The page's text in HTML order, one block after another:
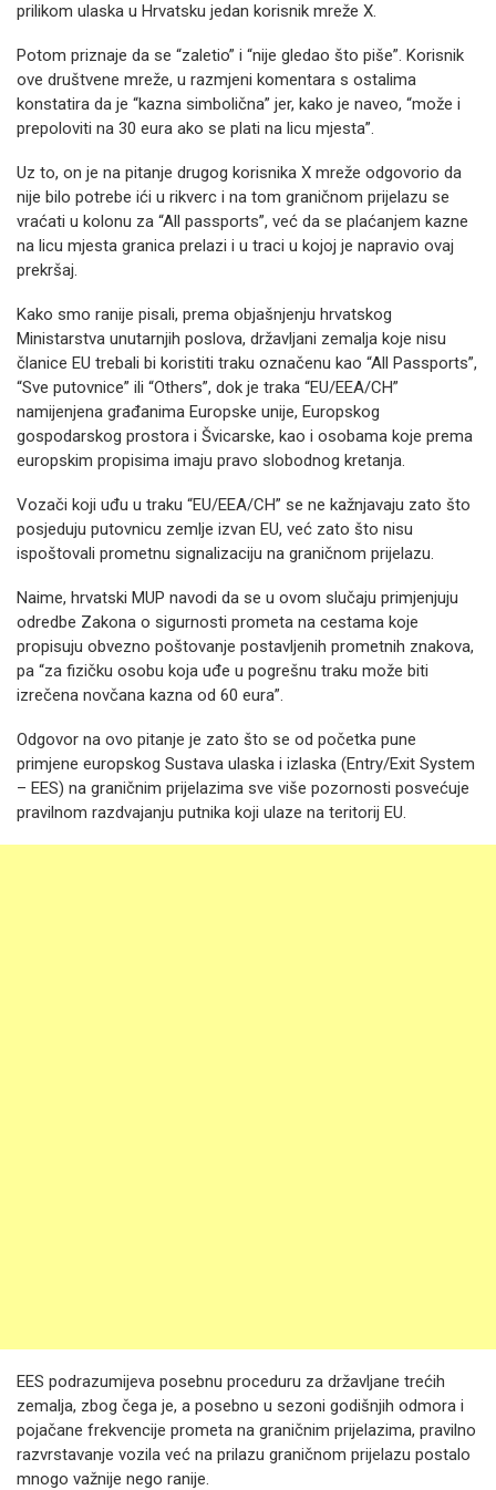
prilikom ulaska u Hrvatsku jedan korisnik mreže X.
Potom priznaje da se “zaletio” i “nije gledao što piše”. Korisnik
ove društvene mreže, u razmjeni komentara s ostalima
konstatira da je “kazna simbolična” jer, kako je naveo, “može i
prepoloviti na 30 eura ako se plati na licu mjesta”.
Uz to, on je na pitanje drugog korisnika X mreže odgovorio da
nije bilo potrebe ići u rikverc i na tom graničnom prijelazu se
vraćati u kolonu za “All passports”, već da se plaćanjem kazne
na licu mjesta granica prelazi i u traci u kojoj je napravio ovaj
prekršaj.
Kako smo ranije pisali, prema objašnjenju hrvatskog
Ministarstva unutarnjih poslova, državljani zemalja koje nisu
članice EU trebali bi koristiti traku označenu kao “All Passports”,
“Sve putovnice” ili “Others”, dok je traka “EU/EEA/CH”
namijenjena građanima Europske unije, Europskog
gospodarskog prostora i Švicarske, kao i osobama koje prema
europskim propisima imaju pravo slobodnog kretanja.
Vozači koji uđu u traku “EU/EEA/CH” se ne kažnjavaju zato što
posjeduju putovnicu zemlje izvan EU, već zato što nisu
ispoštovali prometnu signalizaciju na graničnom prijelazu.
Naime, hrvatski MUP navodi da se u ovom slučaju primjenjuju
odredbe Zakona o sigurnosti prometa na cestama koje
propisuju obvezno poštovanje postavljenih prometnih znakova,
pa “za fizičku osobu koja uđe u pogrešnu traku može biti
izrečena novčana kazna od 60 eura”.
Odgovor na ovo pitanje je zato što se od početka pune
primjene europskog Sustava ulaska i izlaska (Entry/Exit System
– EES) na graničnim prijelazima sve više pozornosti posvećuje
pravilnom razdvajanju putnika koji ulaze na teritorij EU.
EES podrazumijeva posebnu proceduru za državljane trećih
zemalja, zbog čega je, a posebno u sezoni godišnjih odmora i
pojačane frekvencije prometa na graničnim prijelazima, pravilno
razvrstavanje vozila već na prilazu graničnom prijelazu postalo
mnogo važnije nego ranije.